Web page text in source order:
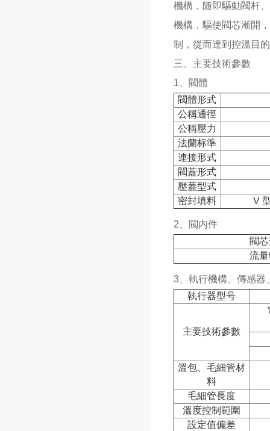
機構，随即驅動閥杆
機構，驅使閥芯漸開
制，從而達到控溫目
三、主要技術參數
1、閥體
閥體形式
公稱通徑
公稱壓力
法蘭标準
連接形式
閥蓋形式
壓蓋型式
密封填料
V
2、閥内件
閥
流
3、執行機構、傳感器
執行器型号
主要技術參數
溫包、毛細管材
料
毛細管長度
溫度控制範圍
設定值偏差